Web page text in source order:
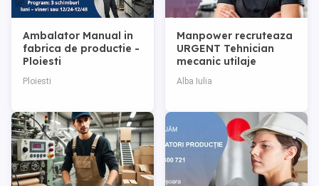
Ambalator Manual in
fabrica de productie -
Ploiesti
Ploiesti
Manpower recruteaza
URGENT Tehnician
mecanic utilaje
agricole in Alba Iulia
Alba Iulia